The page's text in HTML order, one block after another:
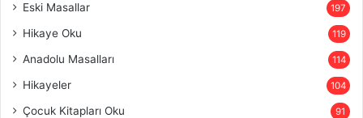
Eski Masallar 197
Hikaye Oku 119
Anadolu Masalları 114
Hikayeler 104
Çocuk Kitapları Oku 91